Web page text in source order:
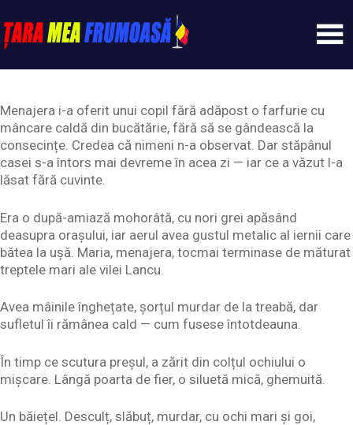
to
content
Tarameafrumoasa
Menajera i-a oferit unui copil fără adăpost o farfurie cu
mâncare caldă din bucătărie, fără să se gândească la
consecințe. Credea că nimeni n-a observat. Dar stăpânul
casei s-a întors mai devreme în acea zi — iar ce a văzut l-a
lăsat fără cuvinte.
Era o după-amiază mohorâtă, cu nori grei apăsând
deasupra orașului, iar aerul avea gustul metalic al iernii care
bătea la ușă. Maria, menajera, tocmai terminase de măturat
treptele mari ale vilei Lancu.
Avea mâinile înghețate, șorțul murdar de la treabă, dar
sufletul îi rămânea cald — cum fusese întotdeauna.
În timp ce scutura preșul, a zărit din colțul ochiului o
mișcare. Lângă poarta de fier, o siluetă mică, ghemuită.
Un băiețel. Desculț, slăbuț, murdar, cu ochi mari și goi,